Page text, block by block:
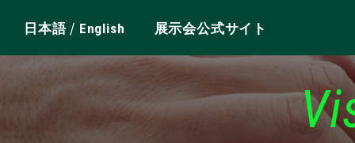
日本語/ English 展示会公式サイト